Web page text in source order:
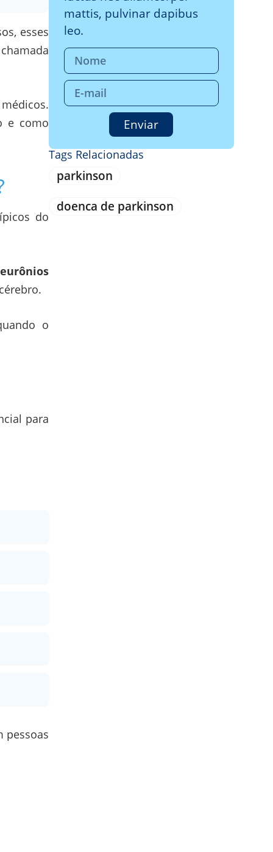
esses
e como
do
o
para
pessoas
mattis, pulvinar dapibus
leo.
Enviar
Tags Relacionadas
parkinson
doenca de parkinson